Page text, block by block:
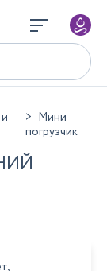
Мини
погрузчик